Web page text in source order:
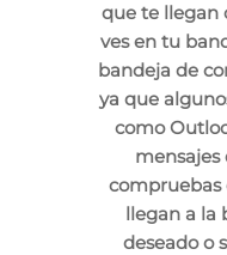
que te llegan
ves en tu
bandeja de
ya que
como
mensajes
compruebas
llegan a la
deseado o